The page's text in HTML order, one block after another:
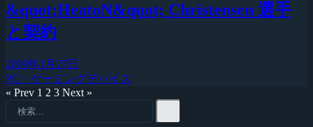
&quot;HeatoN&quot; Christensen 選手
と契約
2009年1月27日
PC・ゲーミングデバイス
« Prev 1 2 3 Next »